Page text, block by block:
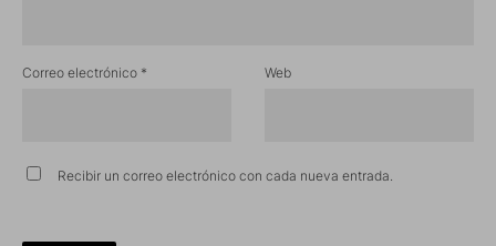
Correo electrónico * Web
Recibir un correo electrónico con cada nueva entrada.